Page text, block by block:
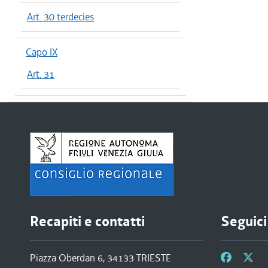
Art. 30 terdecies
Capo IX
Art. 31
Recapiti e contatti
Piazza Oberdan 6, 34133 TRIESTE